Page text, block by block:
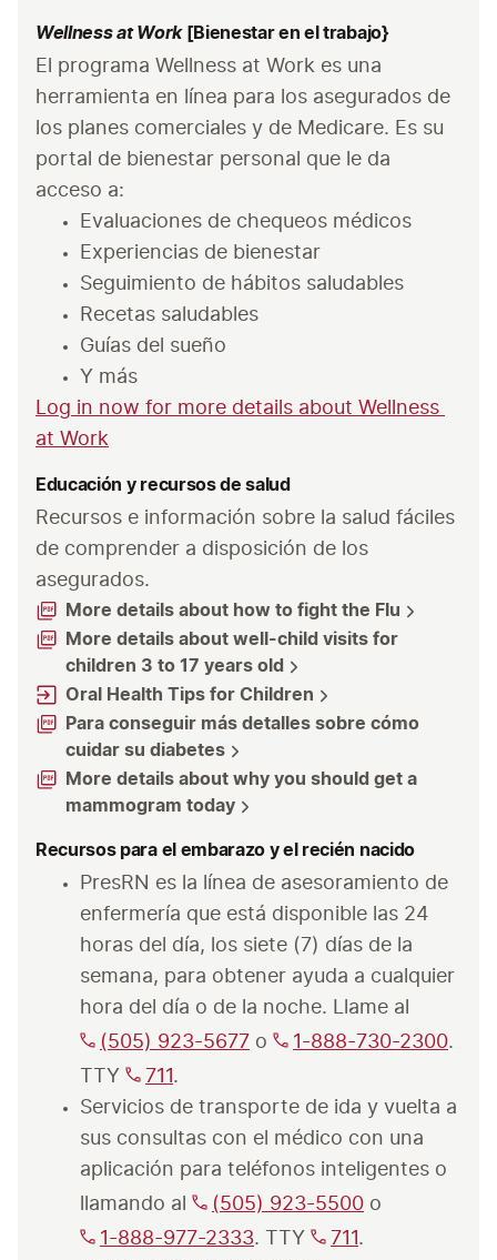
Wellness at Work[Bienestar en el trabajo}
El programa Wellness at Work es una
herramienta en línea para los asegurados de
los planes comerciales y de Medicare. Es su
portal de bienestar personal que le da
acceso a:
Evaluaciones de chequeos médicos
Experiencias de bienestar
Seguimiento de hábitos saludables
Recetas saludables
Guías del sueño
Y más
Log in now for more details about Wellness
at Work
Educación y recursos de salud
Recursos e información sobre la salud fáciles
de comprender a disposición de los
asegurados.
More details about how to fight the Flu
More details about well-child visits for
children 3 to 17 years old
Oral Health Tips for Children
Para conseguir más detalles sobre cómo
cuidar su diabetes
More details about why you should get a
mammogram today
Recursos para el embarazo y el recién nacido
PresRN es la línea de asesoramiento de
enfermería que está disponible las 24
horas del día, los siete (7) días de la
semana, para obtener ayuda a cualquier
hora del día o de la noche. Llame al
(505) 923-5677 o 1-888-730-2300.
TTY
711.
Servicios de transporte de ida y vuelta a
sus consultas con el médico con una
aplicación para teléfonos inteligentes o
llamando al
(505) 923-5500 o
1-888-977-2333. TTY 711